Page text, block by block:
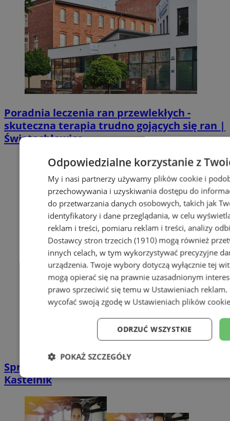
Poradnia leczenia ran przewlekłych -
skuteczna terapia trudno gojących się ran |
Świętochłowice
Sprzątanie po gołębiach w Gliwicach |
Kastelnik
Odpowiedzialne korzystanie z
My i nasi partnerzy używamy plików cookie i
przechowywania i uzyskiwania dostępu do
do przetwarzania danych osobowych, takich jak
identyfikatory i dane przeglądania, w celu
reklam i treści, pomiaru reklam i treści, analizy
Dostawcy stron trzecich (1910)mogą również
innych celach, w tym wykorzystywać precyzyjne
urządzenia. Twoje wybory dotyczą wyłącznie tej
mogą opierać się na prawnie uzasadnionym
prawo sprzeciwić się temu w Ustawieniach reklam.
wycofać swoją zgodę w Ustawieniach plików cookie
ODRZUĆ WSZYSTKIE
POKAŻ SZCZEGÓŁY
Niezbędne Wydajność
Niesklasyfikowane